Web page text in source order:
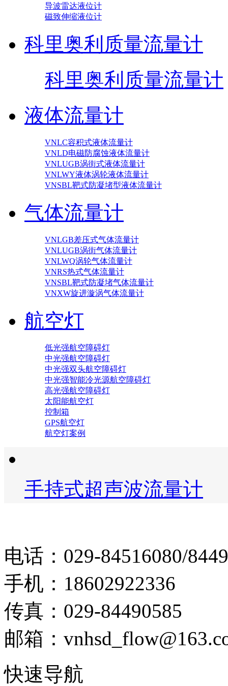
导波雷达液位计
磁致伸缩液位计
科里奥利质量流量计
科里奥利质量流量计
液体流量计
VNLC容积式液体流量计
VNLD电磁防腐蚀液体流量计
VNLUGB涡街式液体流量计
VNLWY液体涡轮液体流量计
VNSBL靶式防凝堵型液体流量计
气体流量计
VNLGB差压式气体流量计
VNLUGB涡街气体流量计
VNLWQ涡轮气体流量计
VNRS热式气体流量计
VNSBL靶式防凝堵气体流量计
VNXW旋进漩涡气体流量计
航空灯
低光强航空障碍灯
中光强航空障碍灯
中光强双头航空障碍灯
中光强智能冷光源航空障碍灯
高光强航空障碍灯
太阳能航空灯
控制箱
GPS航空灯
航空灯案例
手持式超声波流量计
电话：029-84516080/
手机：18602922336
传真：029-84490585
邮箱：
快速导航